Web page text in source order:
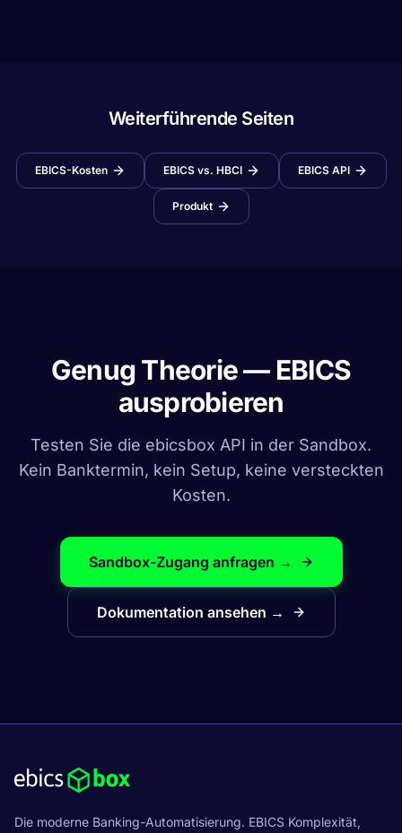
Weiterführende Seiten
EBICS-Kosten EBICS vs. HBCI EBICS API
Produkt
Genug Theorie — EBICS
ausprobieren
Testen Sie die ebicsbox API in der Sandbox.
Kein Banktermin, kein Setup, keine versteckten
Kosten.
Sandbox-Zugang anfragen →
Dokumentation ansehen →
Die moderne Banking-Automatisierung. EBICS Komplexität,